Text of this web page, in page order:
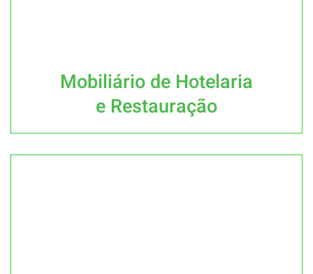
Mobiliário de Hotelaria
e Restauração